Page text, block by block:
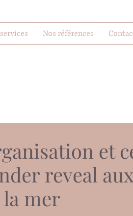
Nos références
et
reveal
la mer